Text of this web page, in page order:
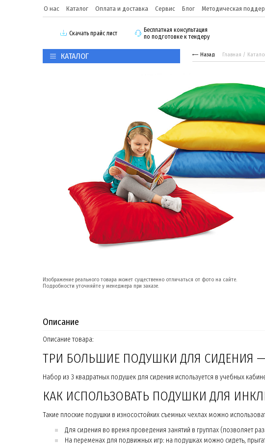
О нас Каталог Оплата и доставка Сервис Блог Методическая
Скачать прайс лист
Бесплатная консультация
по подготовке к тендеру
КАТАЛОГ Назад Главная
Изображение реального товара может существенно отличаться от фото на сайте.
Подробности уточняйте у менеджера при заказе.
Описание
Описание товара:
ТРИ БОЛЬШИЕ ПОДУШКИ ДЛЯ СИДЕНИЯ
Набор из 3 квадратных подушек для сидения используется в учебных
КАК ИСПОЛЬЗОВАТЬ ПОДУШКИ ДЛЯ
Такие плоские подушки в износостойких съемных чехлах можно
Для сидения во время проведения занятий в группах (позволяет
На переменах для подвижных игр: на подушках можно сидеть,